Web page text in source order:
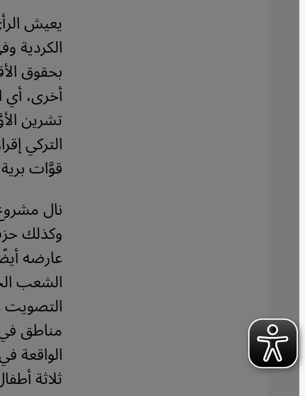
يعيش
الكردية
بحقوق
أخرى،
تشرين
التركي
قوَّات
نال
عارضه
التصويت
مناطق في
الواقعة
ثلاثة